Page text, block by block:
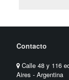
Contacto
Calle 48 y 116
Aires - Argentina